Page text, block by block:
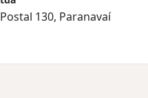
130, Paranavaí